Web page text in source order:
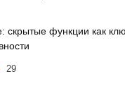
скрытые функции как
29